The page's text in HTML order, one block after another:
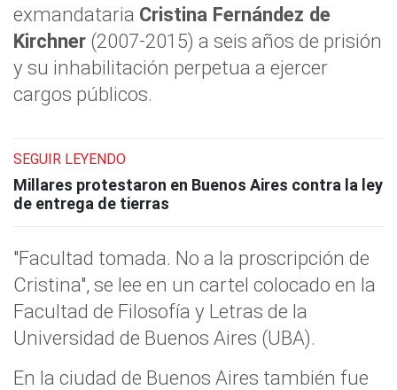
exmandataria Cristina Fernández de
Kirchner (2007-2015) a seis años de prisión
y su inhabilitación perpetua a ejercer
cargos públicos.
SEGUIR LEYENDO
Millares protestaron en Buenos Aires contra la ley
de entrega de tierras
"Facultad tomada. No a la proscripción de
Cristina", se lee en un cartel colocado en la
Facultad de Filosofía y Letras de la
Universidad de Buenos Aires (UBA).
En la ciudad de Buenos Aires también fue